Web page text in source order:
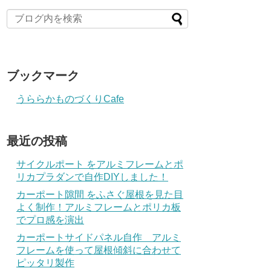
ブックマーク
うららかものづくりCafe
最近の投稿
サイクルポート をアルミフレームとポ
リカプラダンで自作DIYしました！
カーポート隙間 をふさぐ屋根を見た目
よく制作！アルミフレームとポリカ板
でプロ感を演出
カーポートサイドパネル自作 アルミ
フレームを使って屋根傾斜に合わせて
ピッタリ製作